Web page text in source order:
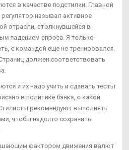
в качестве подстилки. Главной
называл активное
отрасли, столкнувшейся в
падением спроса. Я только-
с командой еще не тренировался.
должен соответствовать
и их надо учить и сдавать тесты
в политике банка, о какой
рекомендуют выполнять
чтобы надолго сохранить
фактором движения валют